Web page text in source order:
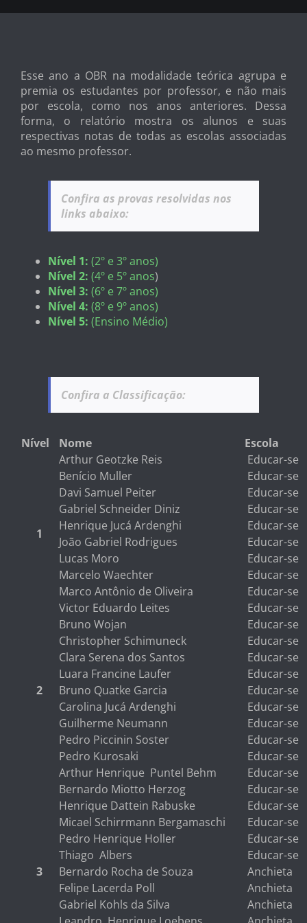
Esse ano a OBR na modalidade teórica agrupa e
premia os estudantes por professor, e não mais
por escola, como nos anos anteriores. Dessa
forma, o relatório mostra os alunos e suas
respectivas notas de todas as escolas associadas
ao mesmo professor.
Confira as provas resolvidas nos
links abaixo:
Nível 1: (2º e 3º anos)
Nível 2: (4º e 5º anos)
Nível 3: (6º e 7º anos)
Nível 4: (8º e 9º anos)
Nível 5: (Ensino Médio)
Confira a Classificação:
Nível Nome Escola
1
Arthur Geotzke Reis
Educar-se
Benício Muller
Educar-se
Davi Samuel Peiter
Educar-se
Gabriel Schneider Diniz
Educar-se
Henrique Jucá Ardenghi
Educar-se
João Gabriel Rodrigues
Educar-se
Lucas Moro
Educar-se
Marcelo Waechter
Educar-se
Marco Antônio de Oliveira
Educar-se
Victor Eduardo Leites
Educar-se
2
Bruno Wojan
Educar-se
Christopher Schimuneck
Educar-se
Clara Serena dos Santos
Educar-se
Luara Francine Laufer
Educar-se
Bruno Quatke Garcia
Educar-se
Carolina Jucá Ardenghi
Educar-se
Guilherme Neumann
Educar-se
Pedro Piccinin Soster
Educar-se
Pedro Kurosaki
Educar-se
3
Arthur Henrique Puntel Behm
Educar-se
Bernardo Miotto Herzog
Educar-se
Henrique Dattein Rabuske
Educar-se
Micael Schirrmann Bergamaschi
Educar-se
Pedro Henrique Holler
Educar-se
Thiago Albers
Educar-se
Bernardo Rocha de Souza
Anchieta
Felipe Lacerda Poll
Anchieta
Gabriel Kohls da Silva
Anchieta